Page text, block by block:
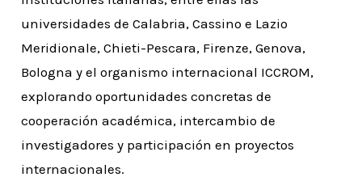
universidades de Calabria, Cassino e Lazio
Meridionale, Chieti-Pescara, Firenze, Genova,
Bologna y el organismo internacional ICCROM,
explorando oportunidades concretas de
cooperación académica, intercambio de
investigadores y participación en proyectos
internacionales.